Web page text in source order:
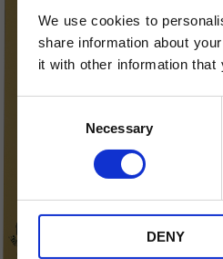
We use cookies to
share information about
it with other information that
Necessary
DENY
Jag samtycker till Tehuset Javas
* Rabatten gäller endast online på
på ordinarie priser och kan ej